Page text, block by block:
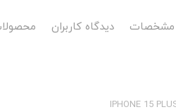
مشخصات دیدگاه کاربران
IPHONE 15